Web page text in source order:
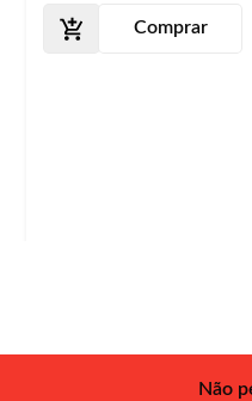
Comprar
Não